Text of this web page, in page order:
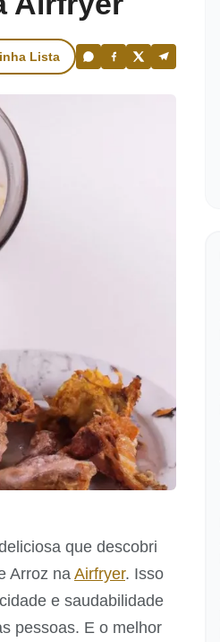
Lista
que descobri
Arroz na Airfryer. Isso
e saudabilidade
pessoas. E o melhor